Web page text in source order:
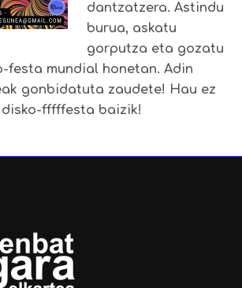
dantzatzera. Astindu
burua, askatu
gorputza eta gozatu
festa mundial honetan. Adin
gonbidatuta zaudete! Hau ez
fffffesta baizik!